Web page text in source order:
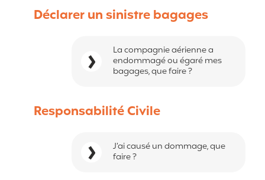
Déclarer un sinistre bagages
La compagnie aérienne a
endommagé ou égaré mes
bagages, que faire ?
Responsabilité Civile
J’ai causé un dommage, que
faire ?